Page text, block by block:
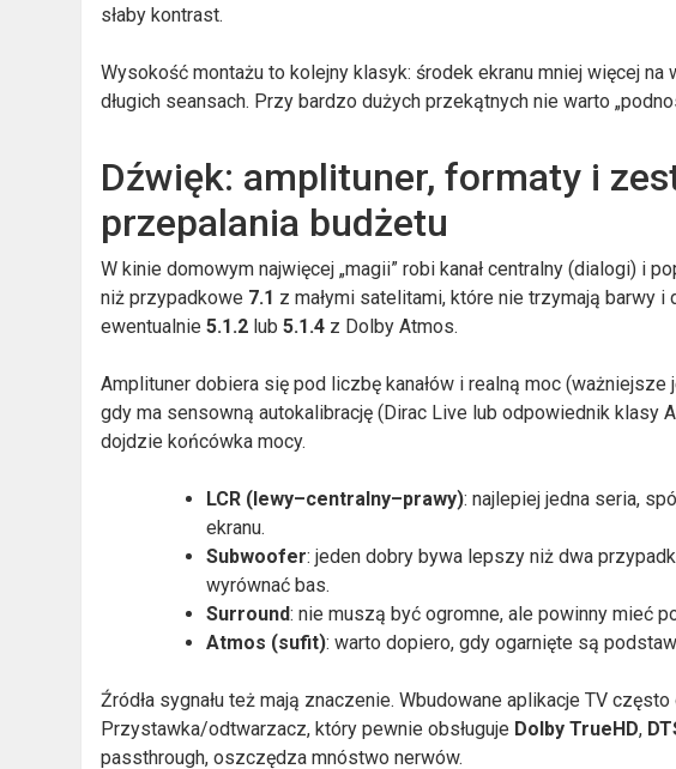
słaby kontrast.
Wysokość montażu to kolejny klasyk: środek ekranu mniej więcej
długich seansach. Przy bardzo dużych przekątnych nie warto
Dźwięk: amplituner, formaty i
przepalania budżetu
W kinie domowym najwięcej „magii” robi kanał centralny (dialogi) i
niż przypadkowe 7.1 z małymi satelitami, które nie trzymają barwy
ewentualnie5.1.2 lub5.1.4 z Dolby Atmos.
Amplituner dobiera się pod liczbę kanałów i realną moc
gdy ma sensowną autokalibrację (Dirac Live lub odpowiednik klasy
dojdzie końcówka mocy.
LCR (lewy–centralny–prawy): najlepiej jedna seria,
ekranu.
Subwoofer: jeden dobry bywa lepszy niż dwa
wyrównać bas.
Surround: nie muszą być ogromne, ale powinny mieć
Atmos (sufit): warto dopiero, gdy ogarnięte są
Źródła sygnału też mają znaczenie. Wbudowane aplikacje TV
Przystawka/odtwarzacz, który pewnie obsługuje Dolby TrueHD,
passthrough, oszczędza mnóstwo nerwów.